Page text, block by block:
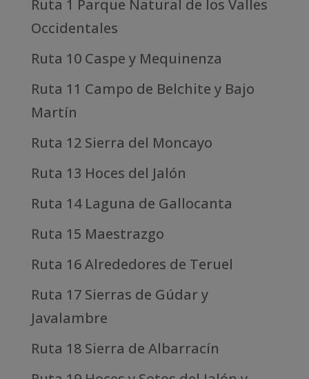
Ruta 1 Parque Natural de los Valles
Occidentales
Ruta 10 Caspe y Mequinenza
Ruta 11 Campo de Belchite y Bajo
Martín
Ruta 12 Sierra del Moncayo
Ruta 13 Hoces del Jalón
Ruta 14 Laguna de Gallocanta
Ruta 15 Maestrazgo
Ruta 16 Alrededores de Teruel
Ruta 17 Sierras de Gúdar y
Javalambre
Ruta 18 Sierra de Albarracín